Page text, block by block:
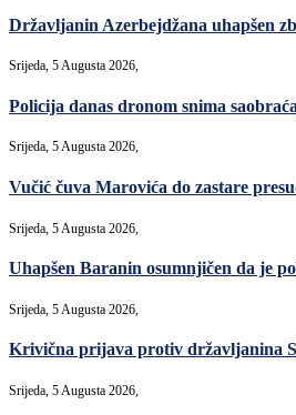
Državljanin Azerbejdžana uhapšen
Srijeda, 5 Augusta 2026,
Policija danas dronom snima
Srijeda, 5 Augusta 2026,
Vučić čuva Marovića do zastare
Srijeda, 5 Augusta 2026,
Uhapšen Baranin osumnjičen da je
Srijeda, 5 Augusta 2026,
Krivična prijava protiv državljanina
Srijeda, 5 Augusta 2026,